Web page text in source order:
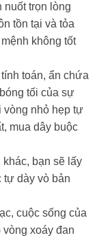
nuốt trọn lòng
tồn tại và tỏa
không tốt
toán, ẩn chứa
tối của sự
vòng nhỏ hẹp tự
mua dây buộc
bạn sẽ lấy
tự dày vò bản
cuộc sống của
vòng xoáy đan